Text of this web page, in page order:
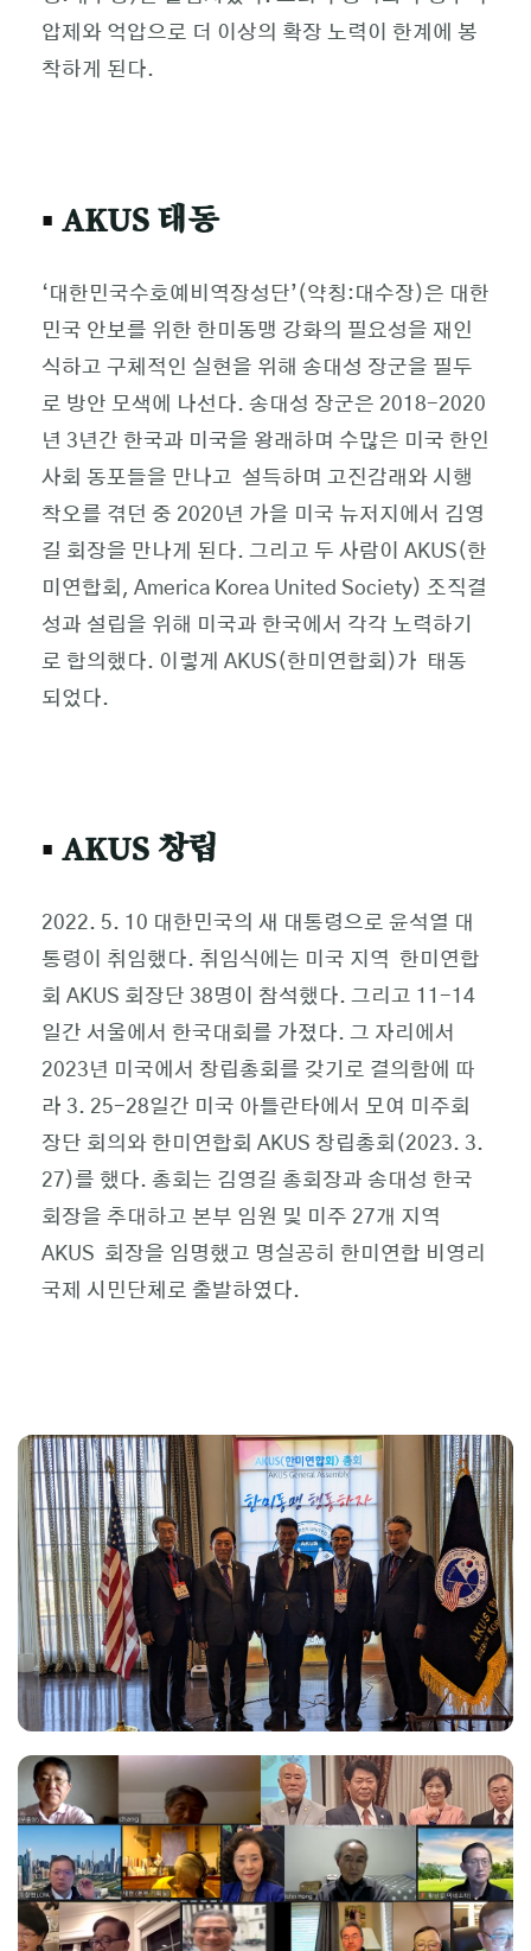
압제와 억압으로 더 이상의 확장 노력이 한계에 봉
착하게 된다.
▪ AKUS 태동
‘대한민국수호예비역장성단’(약칭:대수장)은 대한
민국 안보를 위한 한미동맹 강화의 필요성을 재인
식하고 구체적인 실현을 위해 송대성 장군을 필두
로 방안 모색에 나선다. 송대성 장군은 2018-2020
년 3년간 한국과 미국을 왕래하며 수많은 미국 한인
사회 동포들을 만나고 설득하며 고진감래와 시행
착오를 겪던 중 2020년 가을 미국 뉴저지에서 김영
길 회장을 만나게 된다. 그리고 두 사람이 AKUS(한
미연합회, America Korea United Society) 조직결
성과 설립을 위해 미국과 한국에서 각각 노력하기
로 합의했다. 이렇게 AKUS(한미연합회)가 태동
되었다.
▪ AKUS 창립
2022. 5. 10 대한민국의 새 대통령으로 윤석열 대
통령이 취임했다. 취임식에는 미국 지역 한미연합
회 AKUS 회장단 38명이 참석했다. 그리고 11-14
일간 서울에서 한국대회를 가졌다. 그 자리에서
2023년 미국에서 창립총회를 갖기로 결의함에 따
라 3. 25-28일간 미국 아틀란타에서 모여 미주회
장단 회의와 한미연합회 AKUS 창립총회(2023. 3.
27)를 했다. 총회는 김영길 총회장과 송대성 한국
회장을 추대하고 본부 임원 및 미주 27개 지역
AKUS 회장을 임명했고 명실공히 한미연합 비영리
국제 시민단체로 출발하였다.